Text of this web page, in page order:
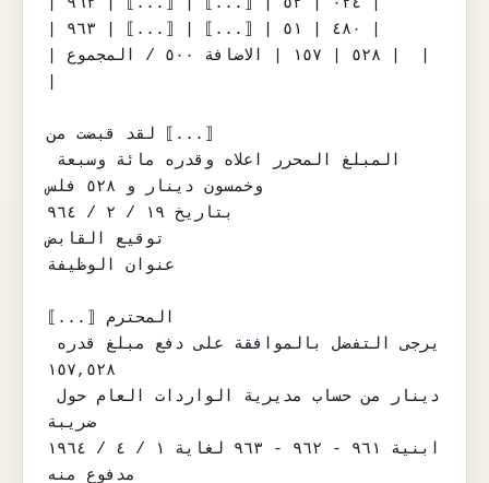
لقد قبضت من ⟦...⟧
وخمسون دينار و ٥٢٨ فلس
بتاريخ ١٩ / ٢ / ٩٦٤
توقيع القابض
عنوان الوظيفة
⟦...⟧ المحترم
١٥٧,٥٢٨
دينار من حساب مديرية الواردات العام حول
ضريبة
ابنية ٩٦١ - ٩٦٢ - ٩٦٣ لغاية ١ / ٤ / ١٩٦٤
مدفوع منه